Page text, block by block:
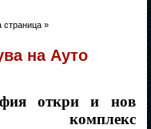
»
на Ауто
откри и нов
комплекс